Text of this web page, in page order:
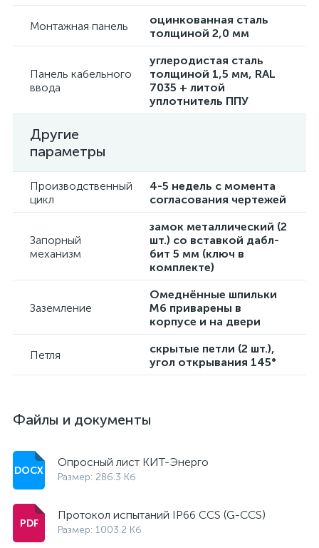
Монтажная панель
оцинкованная сталь
толщиной 2,0 мм
Панель кабельного
ввода
углеродистая сталь
толщиной 1,5 мм, RAL
7035 + литой
уплотнитель ППУ
Другие
параметры
Производственный
цикл
4-5 недель с момента
согласования чертежей
Запорный
механизм
замок металлический (2
шт.) со вставкой дабл-
бит 5 мм (ключ в
комплекте)
Заземление
Омеднённые шпильки
М6 приварены в
корпусе и на двери
Петля
скрытые петли (2 шт.),
угол открывания 145°
Файлы и документы
Опросный лист КИТ-Энерго
Размер: 286.3 Кб
Протокол испытаний IP66 CCS (G-CCS)
Размер: 1003.2 Кб